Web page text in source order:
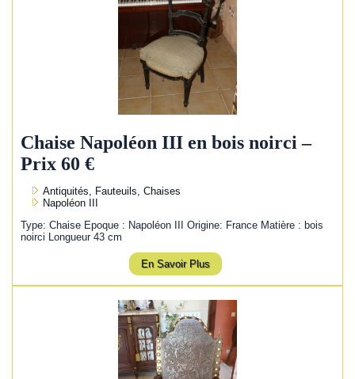
Chaise Napoléon III en bois noirci –
Prix 60 €
Antiquités, Fauteuils, Chaises
Napoléon III
Type: Chaise Epoque : Napoléon III Origine: France Matière : bois
noirci Longueur 43 cm
En Savoir Plus